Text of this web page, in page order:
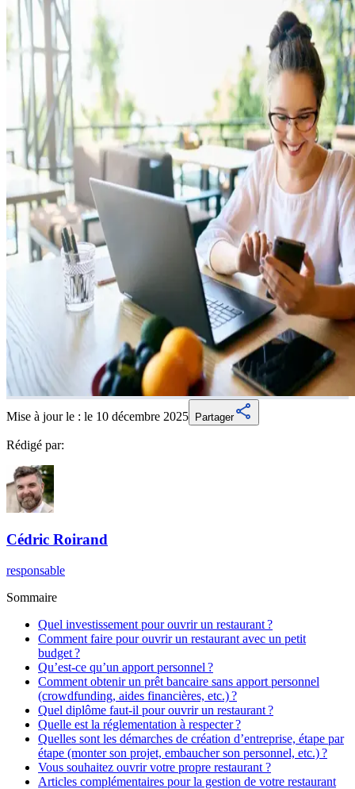
Mise à jour le : le 10 décembre 2025 Partager
Rédigé par:
Cédric Roirand
responsable
Sommaire
Quel investissement pour ouvrir un restaurant ?
Comment faire pour ouvrir un restaurant avec un petit
budget ?
Qu’est-ce qu’un apport personnel ?
Comment obtenir un prêt bancaire sans apport personnel
(crowdfunding, aides financières, etc.) ?
Quel diplôme faut-il pour ouvrir un restaurant ?
Quelle est la réglementation à respecter ?
Quelles sont les démarches de création d’entreprise, étape par
étape (monter son projet, embaucher son personnel, etc.) ?
Vous souhaitez ouvrir votre propre restaurant ?
Articles complémentaires pour la gestion de votre restaurant